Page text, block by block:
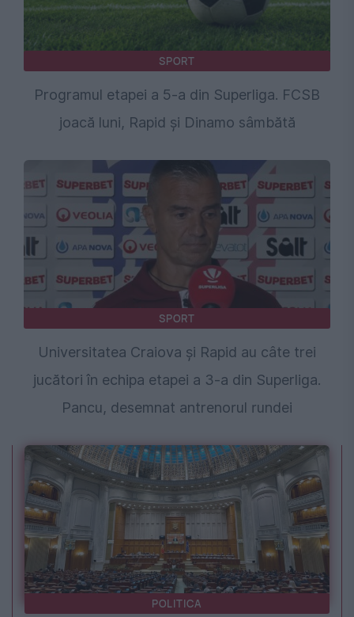
SPORT
Programul etapei a 5-a din Superliga. FCSB
joacă luni, Rapid și Dinamo sâmbătă
SPORT
Universitatea Craiova și Rapid au câte trei
jucători în echipa etapei a 3-a din Superliga.
Pancu, desemnat antrenorul rundei
POLITICA